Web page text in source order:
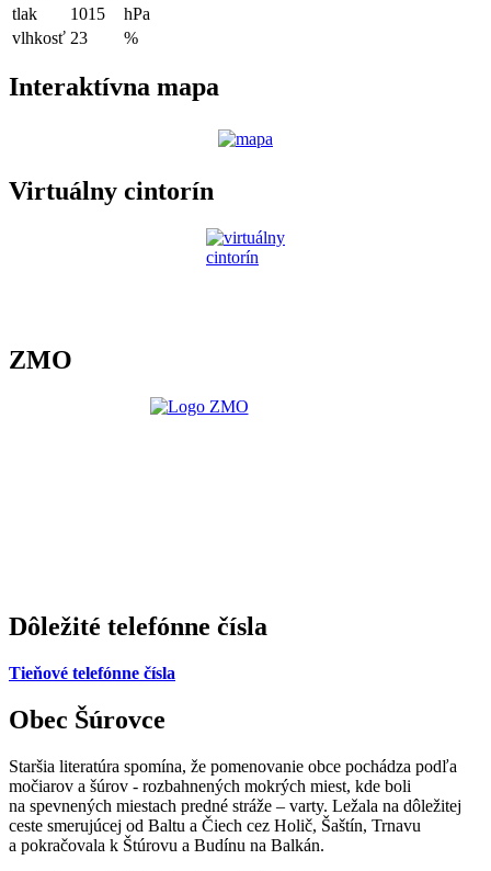
tlak
1015
hPa
vlhkosť 23 %
Interaktívna mapa
Virtuálny cintorín
ZMO
Dôležité telefónne čísla
Tieňové telefónne čísla
Obec Šúrovce
Staršia literatúra spomína, že pomenovanie obce pochádza podľa
močiarov a šúrov - rozbahnených mokrých miest, kde boli
na spevnených miestach predné stráže – varty. Ležala na dôležitej
ceste smerujúcej od Baltu a Čiech cez Holič, Šaštín, Trnavu
a pokračovala k Štúrovu a Budínu na Balkán.